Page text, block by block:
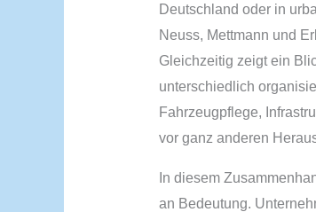
Deutschland oder in
Neuss, Mettmann und
Gleichzeitig zeigt ein
unterschiedlich
Fahrzeugpflege,
vor ganz anderen
In diesem
an Bedeutung.